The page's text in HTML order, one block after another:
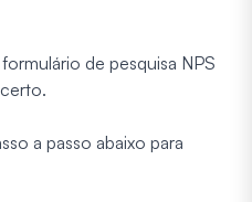
de pesquisa NPS
a passo abaixo para